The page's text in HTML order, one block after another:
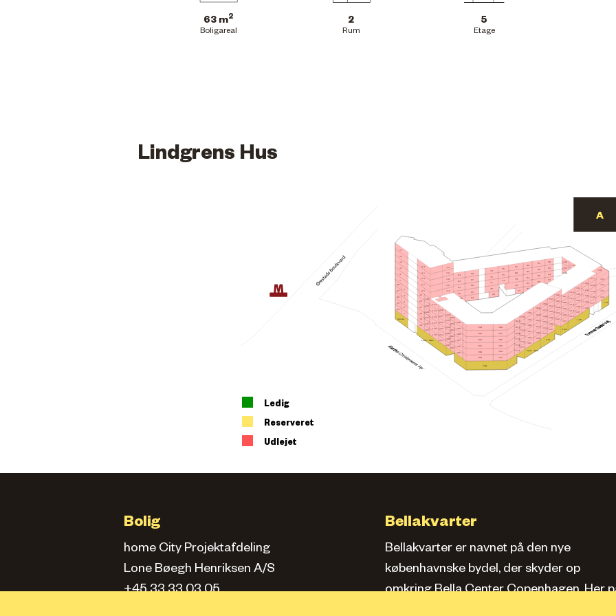
63 m2
Boligareal
2
Rum
5
Etage
Lindgrens Hus
96
95
94
93
90
9
89
88
86
85
84
83
82
81
80
79
78
77
76
75
74
73
72
71
70
7
69
68
67
66
65
64
63
62
61
60
59
5
4
37
36
35
34
33 32
31
3
29 28
27 26
25 24
230
23
229
228
227
226
225
224
223
222
221
220
22
219
218
217
216
215
214
213
212
211
210
21
209
208
207
206
205
204
203
202
201
200
20
2
199
198
197
196
195
194
193
192
191
190
188
187
186
185
184
183
182
181
180
18
179
178
177
176
175
174
173
172
171
170
17
169
168
167
166
165
164
163
162
161
160
159
158
157
156
155
154
153
152
151
150
15
149
148
147
146
145
144
143
142
141
140
139
138
137
136
135
134
133
132
131
130
13
129
128
127
126
125
124
123
122
121
120
119
118
117
116
115
114
113
112
111
11
106
105
104
1
Café
Føtex / Netto
Føtex / Netto
L.01
L.05
L.08
L.09
Apotek
Ledig
Reserveret
Udlejet
Bolig
home City Projektafdeling
Lone Bøegh Henriksen A/S
+45 33 33 03 05
Bellakvarter
Bellakvarter er navnet på den nye
københavnske bydel, der skyder op
omkring Bella Center Copenhagen. Her